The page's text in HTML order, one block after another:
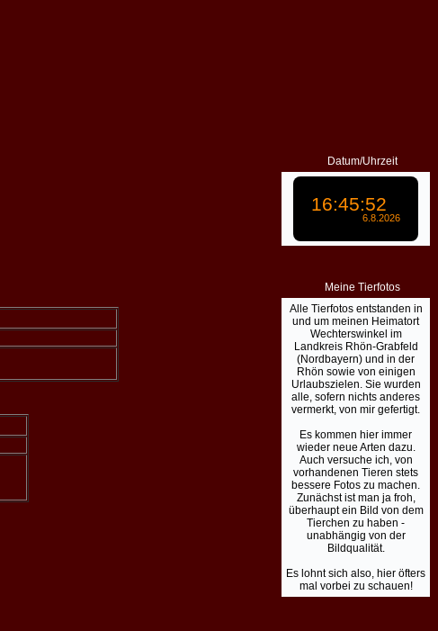
Datum/Uhrzeit
Meine Tierfotos
Alle Tierfotos entstanden in
und um meinen Heimatort
Wechterswinkel im
Landkreis Rhön-Grabfeld
(Nordbayern) und in der
Rhön sowie von einigen
Urlaubszielen. Sie wurden
alle, sofern nichts anderes
vermerkt, von mir gefertigt.
Es kommen hier immer
wieder neue Arten dazu.
Auch versuche ich, von
vorhandenen Tieren stets
bessere Fotos zu machen.
Zunächst ist man ja froh,
überhaupt ein Bild von dem
Tierchen zu haben -
unabhängig von der
Bildqualität.
Es lohnt sich also, hier öfters
mal vorbei zu schauen!